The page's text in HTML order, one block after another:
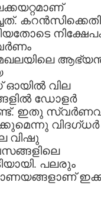
വില
ഡോളര്‍
ഇതു
വിദഗ്ധര്‍
വിഷു
പലരും